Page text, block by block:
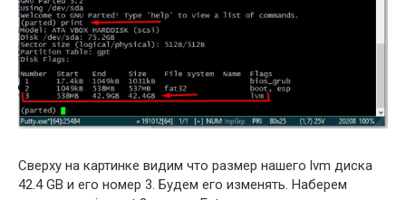
Cверху на картинке видим что размер нашего lvm диска
42.4 GB и его номер 3. Будем его изменять. Наберем